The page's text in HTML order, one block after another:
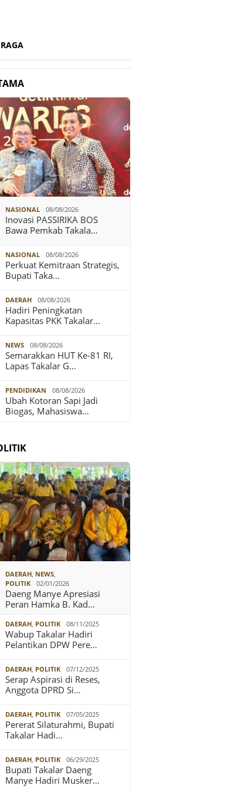
NASIONAL 08/08/2026
Inovasi PASSIRIKA BOS
Bawa Pemkab Takala…
NASIONAL 08/08/2026
Perkuat Kemitraan Strategis,
Bupati Taka…
DAERAH 08/08/2026
Hadiri Peningkatan
Kapasitas PKK Takalar…
NEWS 08/08/2026
Semarakkan HUT Ke-81 RI,
Lapas Takalar G…
PENDIDIKAN 08/08/2026
Ubah Kotoran Sapi Jadi
Biogas, Mahasiswa…
DAERAH, NEWS,
POLITIK
02/01/2026
Daeng Manye Apresiasi
Peran Hamka B. Kad…
DAERAH, POLITIK 08/11/2025
Wabup Takalar Hadiri
Pelantikan DPW Pere…
DAERAH, POLITIK 07/12/2025
Serap Aspirasi di Reses,
Anggota DPRD Si…
DAERAH, POLITIK 07/05/2025
Pererat Silaturahmi, Bupati
Takalar Hadi…
DAERAH, POLITIK 06/29/2025
Bupati Takalar Daeng
Manye Hadiri Musker…